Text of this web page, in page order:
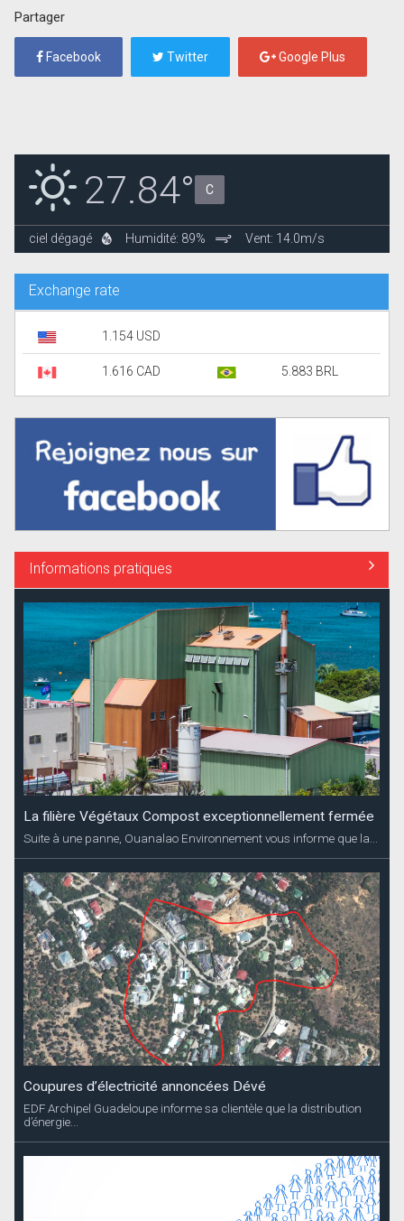
Partager
Facebook Twitter Google Plus
27.84° C
ciel dégagé Humidité: 89% Vent: 14.0m/s
Exchange rate
1.154 USD
1.616 CAD 5.883 BRL
Informations pratiques
La filière Végétaux Compost exceptionnellement fermée
Suite à une panne, Ouanalao Environnement vous informe que la...
Coupures d’électricité annoncées Dévé
EDF Archipel Guadeloupe informe sa clientèle que la distribution
d’énergie...